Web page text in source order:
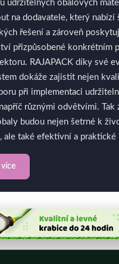
udržitelných obalových
na dodavatele, který nabízí
řešení a zároveň
přizpůsobené konkrétním
RAJAPACK díky své
dokáže zajistit nejen
při implementaci
různými odvětvími. Tak
budou nejen šetrné k
ale také efektivní a praktické